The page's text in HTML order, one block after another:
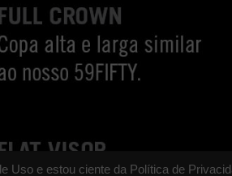
Uso e estou ciente da Política de